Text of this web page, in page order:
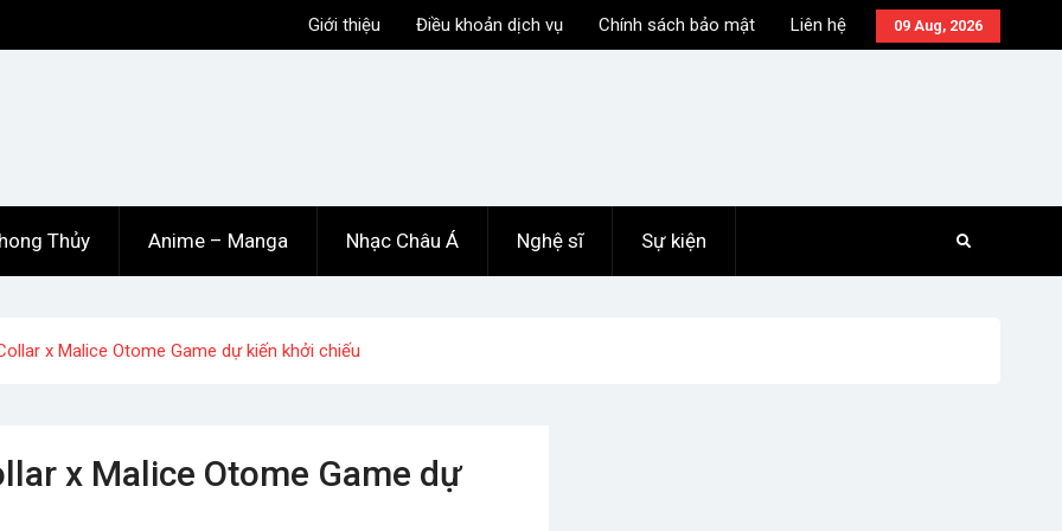
09 Aug, 2026
Giới thiệu Điều khoản dịch vụ Chính sách bảo mật Liên hệ
Thủy Anime – Manga Nhạc Châu Á Nghệ sĩ Sự kiện
x Malice Otome Game dự kiến ​​khởi chiếu
x Malice Otome Game dự